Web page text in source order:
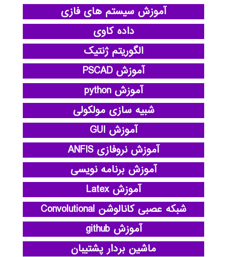
آموزش سیستم های فازی
داده کاوی
الگوریتم ژنتیک
آموزش PSCAD
آموزش python
شبیه سازی مولکولی
آموزش GUI
آموزش نروفازی ANFIS
آموزش برنامه نویسی
آموزش Latex
شبکه عصبی کانالوشن Convolutional
آموزش github
ماشین بردار پشتیبان